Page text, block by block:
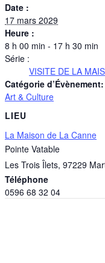
Date :
17 mars 2029
Heure :
8 h 00 min - 17 h 30 min
Série :
VISITE DE LA
Catégorie d’Évènement:
Art & Culture
LIEU
La Maison de La Canne
Pointe Vatable
Les Trois Îlets, 97229
Téléphone
0596 68 32 04